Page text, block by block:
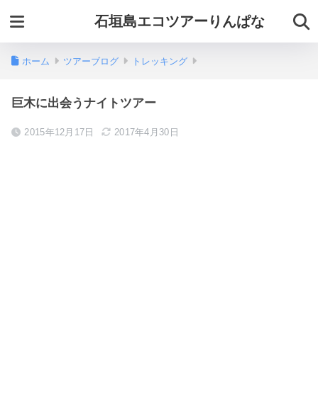
石垣島エコツアーりんぱな
ホーム ツアーブログ トレッキング
巨木に出会うナイトツアー
2015年12月17日 2017年4月30日